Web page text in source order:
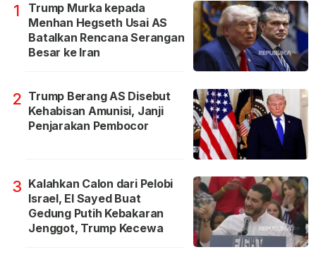
1
Trump Murka kepada
Menhan Hegseth Usai AS
Batalkan Rencana Serangan
Besar ke Iran
2 Trump Berang AS Disebut
Kehabisan Amunisi, Janji
Penjarakan Pembocor
3 Kalahkan Calon dari Pelobi
Israel, El Sayed Buat
Gedung Putih Kebakaran
Jenggot, Trump Kecewa